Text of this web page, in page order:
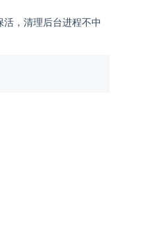
，清理后台进程不中